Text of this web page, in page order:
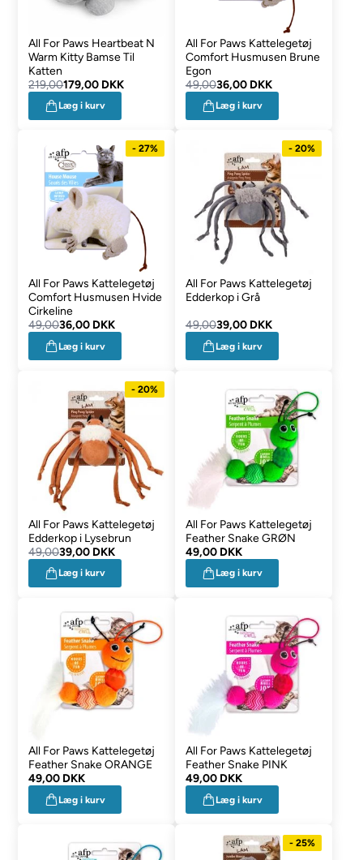
All For Paws Heartbeat N
Warm Kitty Bamse Til
Katten
219,00179,00 DKK
Læg i kurv
All For Paws Kattelegetøj
Comfort Husmusen Brune
Egon
49,0036,00 DKK
Læg i kurv
- 27%
All For Paws Kattelegetøj
Comfort Husmusen Hvide
Cirkeline
49,0036,00 DKK
Læg i kurv
- 20%
All For Paws Kattelegetøj
Edderkop i Grå
49,0039,00 DKK
Læg i kurv
- 20%
All For Paws Kattelegetøj
Edderkop i Lysebrun
49,0039,00 DKK
Læg i kurv
All For Paws Kattelegetøj
Feather Snake GRØN
49,00 DKK
Læg i kurv
All For Paws Kattelegetøj
Feather Snake ORANGE
49,00 DKK
Læg i kurv
All For Paws Kattelegetøj
Feather Snake PINK
49,00 DKK
Læg i kurv
- 25%